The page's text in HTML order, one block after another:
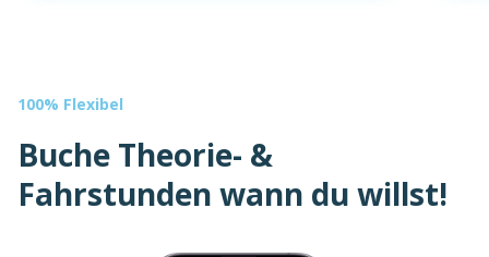
100% Flexibel
Buche Theorie- &
Fahrstunden wann du willst!